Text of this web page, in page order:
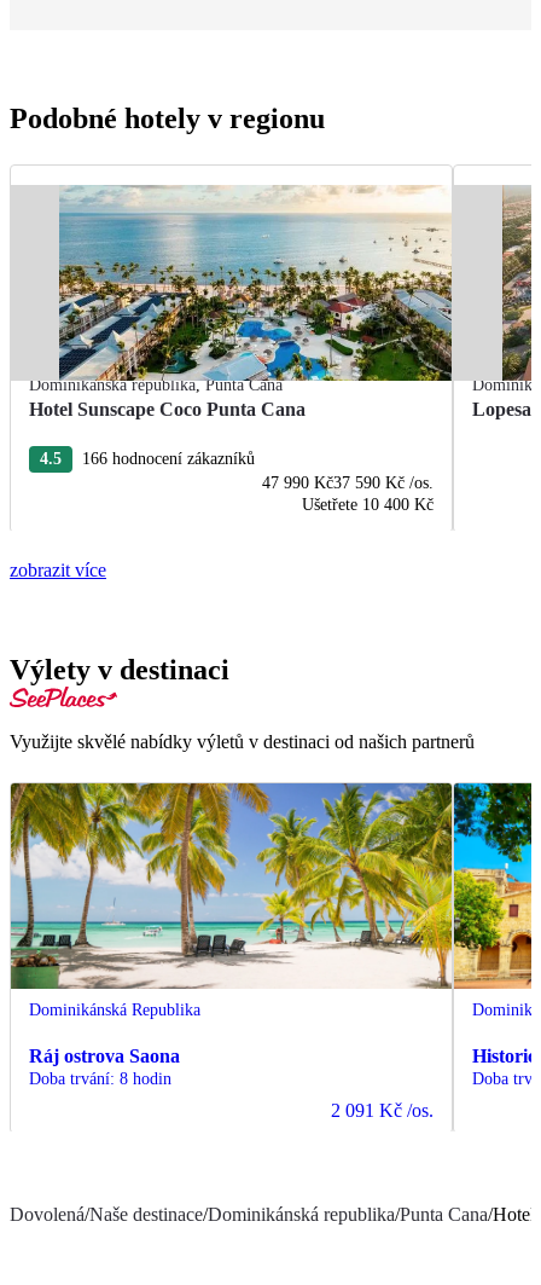
Podobné hotely v regionu
Dominikánská republika,Punta Cana
Hotel Sunscape Coco Punta Cana
4.5
166 hodnocení zákazníků
47 990 Kč37 590 Kč /os.
Ušetřete 10 400 Kč
zobrazit více
Výlety v destinaci
Využijte skvělé nabídky výletů v destinaci od našich partnerů
Dominikánská Republika
Ráj ostrova Saona
Doba trvání: 8 hodin
2 091 Kč /os.
Doba
Dovolená/Naše destinace/Dominikánská republika/Punta Cana/Hotel